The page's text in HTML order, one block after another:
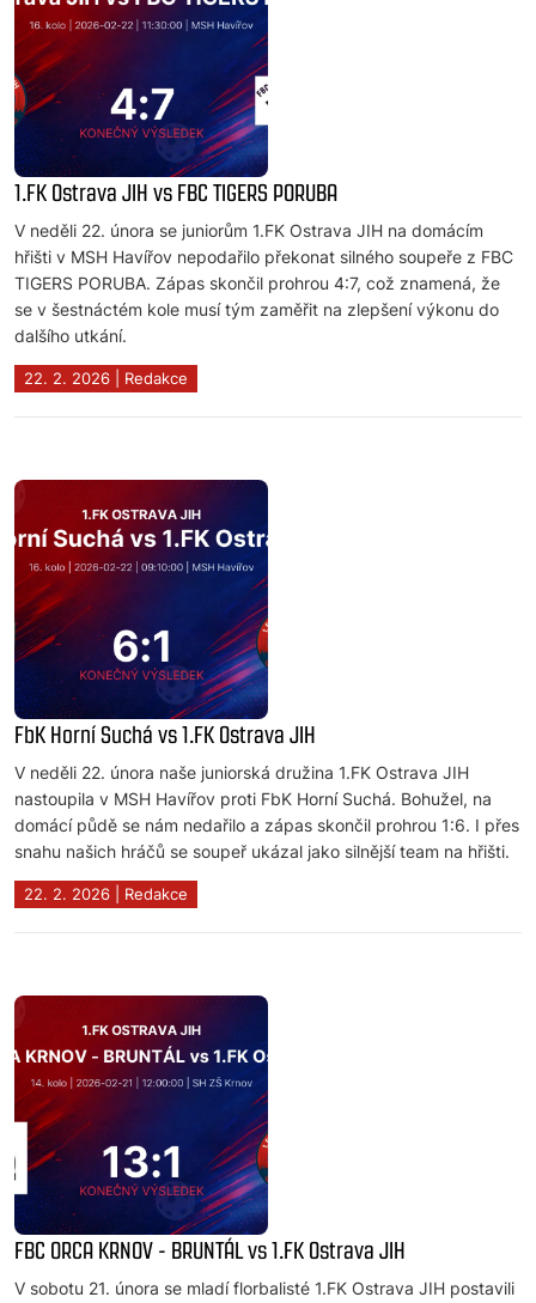
1.FK Ostrava JIH vs FBC TIGERS PORUBA
V neděli 22. února se juniorům 1.FK Ostrava JIH na domácím
hřišti v MSH Havířov nepodařilo překonat silného soupeře z FBC
TIGERS PORUBA. Zápas skončil prohrou 4:7, což znamená, že
se v šestnáctém kole musí tým zaměřit na zlepšení výkonu do
dalšího utkání.
22. 2. 2026 | Redakce
FbK Horní Suchá vs 1.FK Ostrava JIH
V neděli 22. února naše juniorská družina 1.FK Ostrava JIH
nastoupila v MSH Havířov proti FbK Horní Suchá. Bohužel, na
domácí půdě se nám nedařilo a zápas skončil prohrou 1:6. I přes
snahu našich hráčů se soupeř ukázal jako silnější team na hřišti.
22. 2. 2026 | Redakce
FBC ORCA KRNOV - BRUNTÁL vs 1.FK Ostrava JIH
V sobotu 21. února se mladí florbalisté 1.FK Ostrava JIH postavili